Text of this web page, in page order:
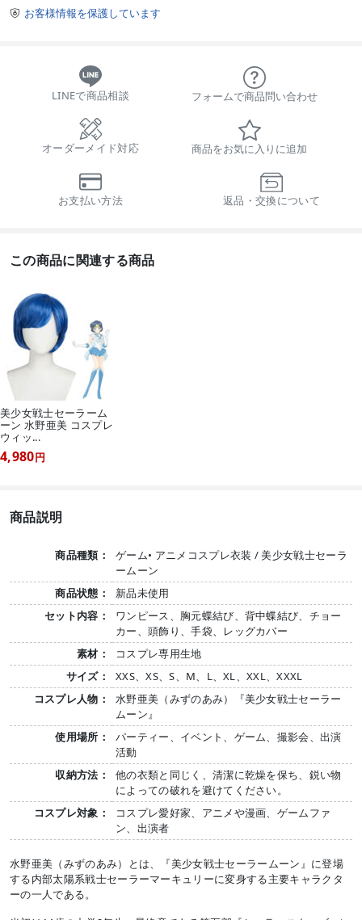
 お客様情報を保護しています
LINEで商品相談 フォームで商品問い合わせ
オーダーメイド対応 商品をお気に入りに追加
お支払い方法 返品・交換について
この商品に関連する商品
美少女戦士セーラーム
ーン 水野亜美 コスプレ
ウィッ...
4,980円
商品説明
商品種類：
ゲーム• アニメコスプレ衣装 / 美少女戦士セーラ
ームーン
商品状態：
新品未使用
セット内容：
ワンピース、胸元蝶結び、背中蝶結び、チョー
カー、頭飾り、手袋、レッグカバー
素材：
コスプレ専用生地
サイズ：
XXS、XS、S、M、L、XL、XXL、XXXL
コスプレ人物：
水野亜美（みずのあみ）『美少女戦士セーラー
ムーン』
使用場所：
パーティー、イベント、ゲーム、撮影会、出演
活動
収納方法：
他の衣類と同じく、清潔に乾燥を保ち、鋭い物
によっての破れを避けてください。
コスプレ対象：
コスプレ愛好家、アニメや漫画、ゲームファ
ン、出演者
水野亜美（みずのあみ）とは、『美少女戦士セーラームーン』に登場
する内部太陽系戦士セーラーマーキュリーに変身する主要キャラクタ
ーの一人である。